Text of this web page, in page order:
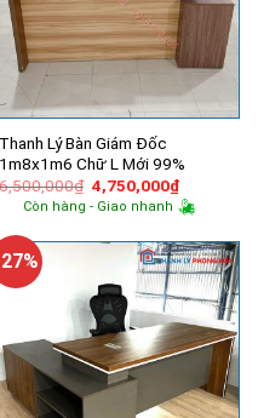
Thanh Lý Bàn Giám Đốc
1m8x1m6 Chữ L Mới 99%
₫ Giá
gốc
là:
4,750,000₫Giá
hiện
tại
Còn hàng - Giao nhanh